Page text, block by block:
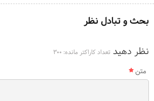
بحث و تبادل نظر
نظر دهید تعداد کاراکتر مانده: 300
متن